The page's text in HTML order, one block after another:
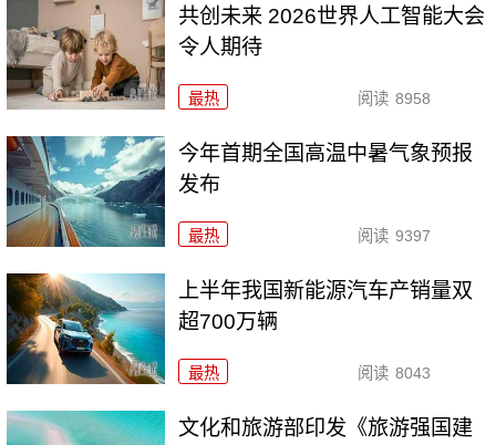
共创未来 2026世界人工智能大会
令人期待
最热 阅读 8958
今年首期全国高温中暑气象预报
发布
最热 阅读 9397
上半年我国新能源汽车产销量双
超700万辆
最热 阅读 8043
文化和旅游部印发《旅游强国建